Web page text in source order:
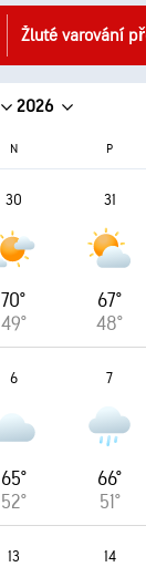
Žluté varování
2026
N P
30
70°
49°
31
67°
48°
6
65°
52°
7
66°
51°
13 14